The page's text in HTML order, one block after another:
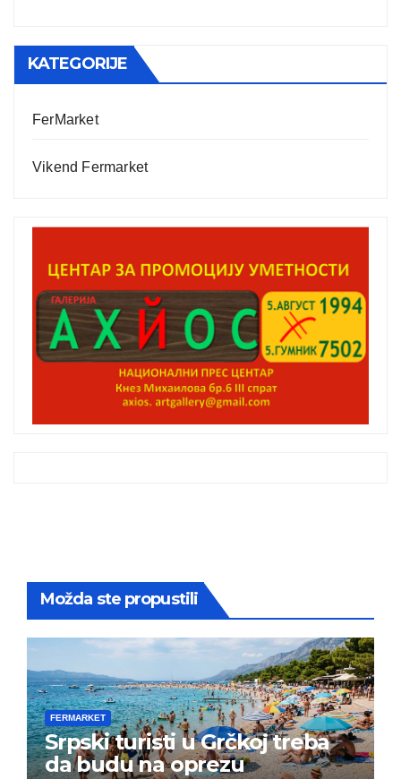
KATEGORIJE
FerMarket
Vikend Fermarket
Možda ste propustili
FERMARKET
Srpski turisti u Grčkoj treba
da budu na oprezu